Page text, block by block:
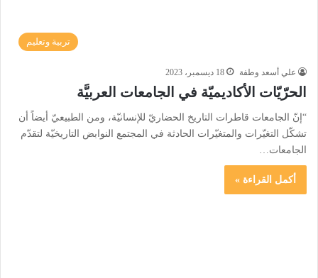
تربية وتعليم
علي أسعد وطفة 18 ديسمبر، 2023
الحرّيّات الأكاديميّة في الجامعات العربيَّة
“إنّ الجامعات قاطرات التاريخ الحضاريّ للإنسانيّة، ومن الطبيعيّ أيضاً أن
تشكّل التغيّرات والمتغيّرات الحادثة في المجتمع النوابض التاريخيّة لتقدّم
الجامعات…
أكمل القراءة »